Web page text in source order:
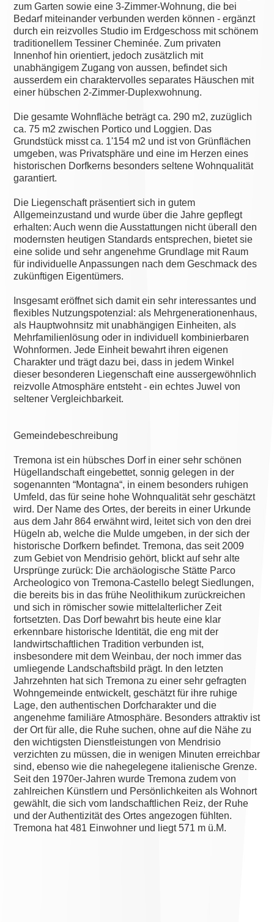
zum Garten sowie eine 3-Zimmer-Wohnung, die bei
Bedarf miteinander verbunden werden können - ergänzt
durch ein reizvolles Studio im Erdgeschoss mit schönem
traditionellem Tessiner Cheminée. Zum privaten
Innenhof hin orientiert, jedoch zusätzlich mit
unabhängigem Zugang von aussen, befindet sich
ausserdem ein charaktervolles separates Häuschen mit
einer hübschen 2-Zimmer-Duplexwohnung.
Die gesamte Wohnfläche beträgt ca. 290 m2, zuzüglich
ca. 75 m2 zwischen Portico und Loggien. Das
Grundstück misst ca. 1'154 m2 und ist von Grünflächen
umgeben, was Privatsphäre und eine im Herzen eines
historischen Dorfkerns besonders seltene Wohnqualität
garantiert.
Die Liegenschaft präsentiert sich in gutem
Allgemeinzustand und wurde über die Jahre gepflegt
erhalten: Auch wenn die Ausstattungen nicht überall den
modernsten heutigen Standards entsprechen, bietet sie
eine solide und sehr angenehme Grundlage mit Raum
für individuelle Anpassungen nach dem Geschmack des
zukünftigen Eigentümers.
Insgesamt eröffnet sich damit ein sehr interessantes und
flexibles Nutzungspotenzial: als Mehrgenerationenhaus,
als Hauptwohnsitz mit unabhängigen Einheiten, als
Mehrfamilienlösung oder in individuell kombinierbaren
Wohnformen. Jede Einheit bewahrt ihren eigenen
Charakter und trägt dazu bei, dass in jedem Winkel
dieser besonderen Liegenschaft eine aussergewöhnlich
reizvolle Atmosphäre entsteht - ein echtes Juwel von
seltener Vergleichbarkeit.
Gemeindebeschreibung
Tremona ist ein hübsches Dorf in einer sehr schönen
Hügellandschaft eingebettet, sonnig gelegen in der
sogenannten “Montagna“, in einem besonders ruhigen
Umfeld, das für seine hohe Wohnqualität sehr geschätzt
wird. Der Name des Ortes, der bereits in einer Urkunde
aus dem Jahr 864 erwähnt wird, leitet sich von den drei
Hügeln ab, welche die Mulde umgeben, in der sich der
historische Dorfkern befindet. Tremona, das seit 2009
zum Gebiet von Mendrisio gehört, blickt auf sehr alte
Ursprünge zurück: Die archäologische Stätte Parco
Archeologico von Tremona-Castello belegt Siedlungen,
die bereits bis in das frühe Neolithikum zurückreichen
und sich in römischer sowie mittelalterlicher Zeit
fortsetzten. Das Dorf bewahrt bis heute eine klar
erkennbare historische Identität, die eng mit der
landwirtschaftlichen Tradition verbunden ist,
insbesondere mit dem Weinbau, der noch immer das
umliegende Landschaftsbild prägt. In den letzten
Jahrzehnten hat sich Tremona zu einer sehr gefragten
Wohngemeinde entwickelt, geschätzt für ihre ruhige
Lage, den authentischen Dorfcharakter und die
angenehme familiäre Atmosphäre. Besonders attraktiv ist
der Ort für alle, die Ruhe suchen, ohne auf die Nähe zu
den wichtigsten Dienstleistungen von Mendrisio
verzichten zu müssen, die in wenigen Minuten erreichbar
sind, ebenso wie die nahegelegene italienische Grenze.
Seit den 1970er-Jahren wurde Tremona zudem von
zahlreichen Künstlern und Persönlichkeiten als Wohnort
gewählt, die sich vom landschaftlichen Reiz, der Ruhe
und der Authentizität des Ortes angezogen fühlten.
Tremona hat 481 Einwohner und liegt 571 m ü.M.